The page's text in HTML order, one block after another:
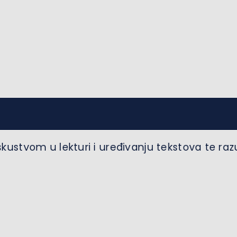
u lekturi i uređivanju tekstova te